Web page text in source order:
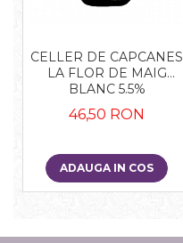
CELLER DE CAPCANES
LA FLOR DE MAIG
BLANC 5.5%
46,50 RON
ADAUGA IN COS